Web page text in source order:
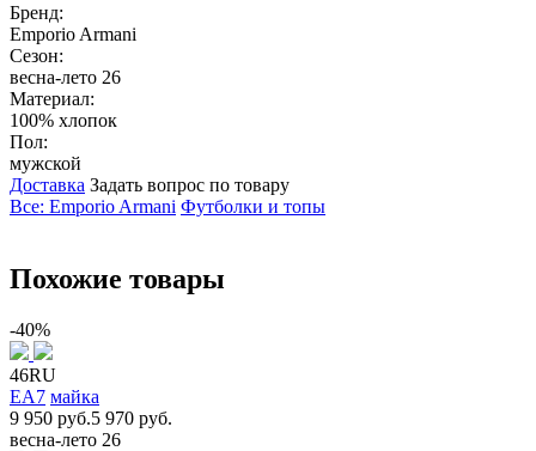
Бренд:
Emporio Armani
Сезон:
весна-лето 26
Материал:
100% хлопок
Пол:
мужской
Доставка Задать вопрос по товару
Все: Emporio Armani Футболки и топы
Похожие товары
-40%
46RU
EA7 майка
9 950 руб.5 970 руб.
весна-лето 26